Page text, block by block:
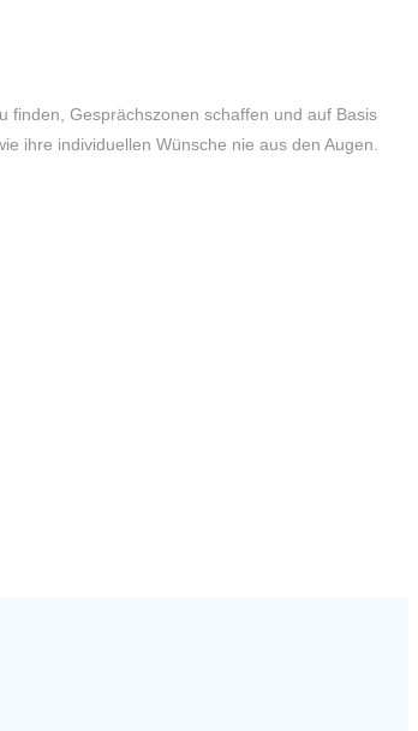
finden, Gesprächszonen schaffen und auf Basis
ihre individuellen Wünsche nie aus den Augen.